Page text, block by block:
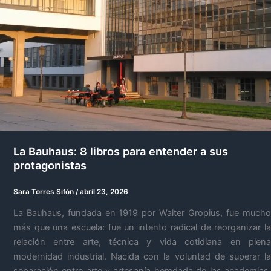
La Bauhaus: 8 libros para entender a sus
protagonistas
Sara Torres Sifón /abril 23, 2026
La Bauhaus, fundada en 1919 por Walter Gropius, fue mucho
más que una escuela: fue un intento radical de reorganizar la
relación entre arte, técnica y vida cotidiana en plena
modernidad industrial. Nacida con la voluntad de superar la